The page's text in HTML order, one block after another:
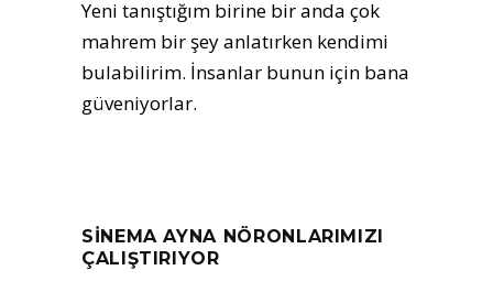
Yeni tanıştığım birine bir anda çok
mahrem bir şey anlatırken kendimi
bulabilirim. İnsanlar bunun için bana
güveniyorlar.
SİNEMA AYNA NÖRONLARIMIZI
ÇALIŞTIRIYOR